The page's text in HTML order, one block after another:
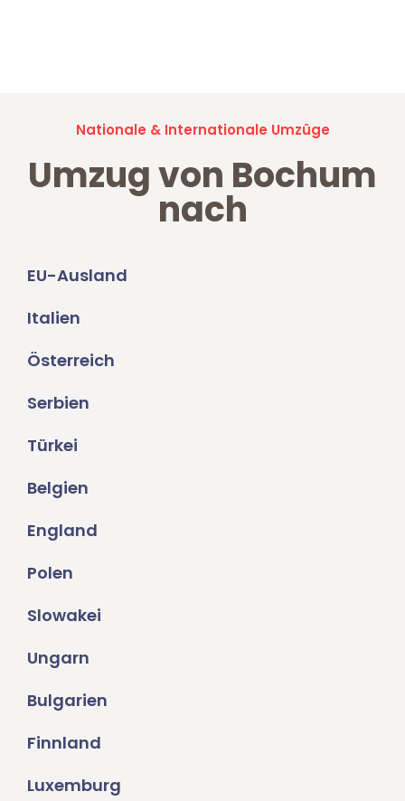
Nationale & Internationale Umzüge
Umzug von Bochum
nach
EU-Ausland
Italien
Österreich
Serbien
Türkei
Belgien
England
Polen
Slowakei
Ungarn
Bulgarien
Finnland
Luxemburg